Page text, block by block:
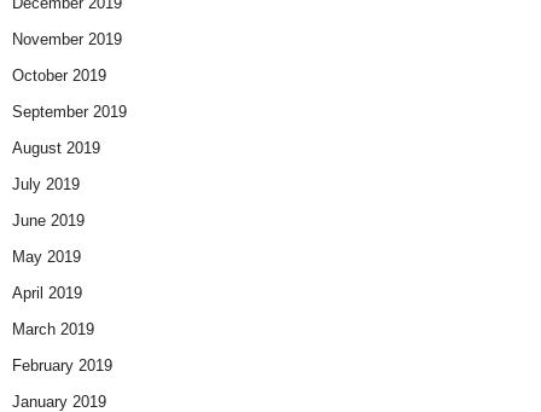
November 2019
October 2019
September 2019
August 2019
July 2019
June 2019
May 2019
April 2019
March 2019
February 2019
January 2019